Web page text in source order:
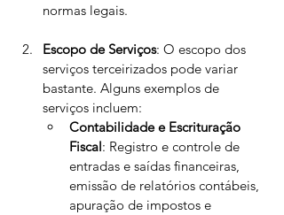
normas legais.
Escopo de Serviços: O escopo dos
serviços terceirizados pode variar
bastante. Alguns exemplos de
serviços incluem:
Contabilidade e Escrituração
Fiscal: Registro e controle de
entradas e saídas financeiras,
emissão de relatórios contábeis,
apuração de impostos e